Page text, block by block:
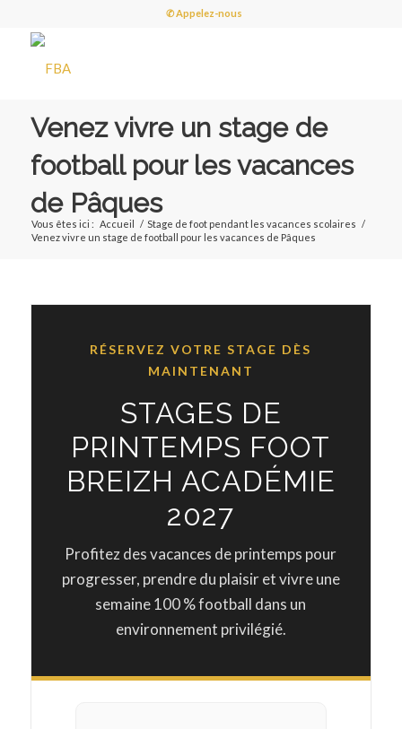
✆ Appelez-nous
Venez vivre un stage de
football pour les vacances
de Pâques
Vous êtes ici : Accueil / Stage de foot pendant les vacances scolaires /
Venez vivre un stage de football pour les vacances de Pâques
RÉSERVEZ VOTRE STAGE DÈS
MAINTENANT
STAGES DE
PRINTEMPS FOOT
BREIZH ACADÉMIE
2027
Profitez des vacances de printemps pour
progresser, prendre du plaisir et vivre une
semaine 100 % football dans un
environnement privilégié.